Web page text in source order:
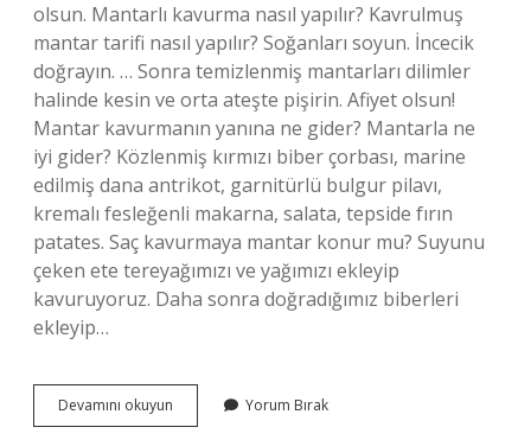
olsun. Mantarlı kavurma nasıl yapılır? Kavrulmuş
mantar tarifi nasıl yapılır? Soğanları soyun. İncecik
doğrayın. … Sonra temizlenmiş mantarları dilimler
halinde kesin ve orta ateşte pişirin. Afiyet olsun!
Mantar kavurmanın yanına ne gider? Mantarla ne
iyi gider? Közlenmiş kırmızı biber çorbası, marine
edilmiş dana antrikot, garnitürlü bulgur pilavı,
kremalı fesleğenli makarna, salata, tepside fırın
patates. Saç kavurmaya mantar konur mu? Suyunu
çeken ete tereyağımızı ve yağımızı ekleyip
kavuruyoruz. Daha sonra doğradığımız biberleri
ekleyip…
Devamını okuyun Kavurmaya
Mantar
Yorum Bırak